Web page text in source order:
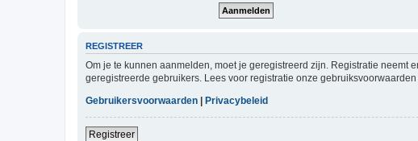
REGISTREER
Om je te kunnen aanmelden, moet je geregistreerd zijn. Registratie neemt
geregistreerde gebruikers. Lees voor registratie onze
Gebruikersvoorwaarden | Privacybeleid
Registreer